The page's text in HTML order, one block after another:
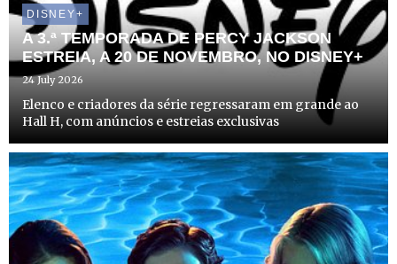
DISNEY+
A 3.ª TEMPORADA DE PERCY JACKSON
ESTREIA, A 20 DE NOVEMBRO, NO DISNEY+
24 July 2026
Elenco e criadores da série regressaram em grande ao
Hall H, com anúncios e estreias exclusivas